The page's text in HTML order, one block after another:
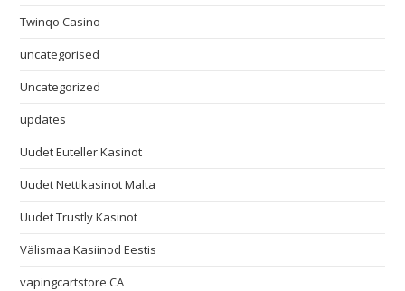
Twinqo Casino
uncategorised
Uncategorized
updates
Uudet Euteller Kasinot
Uudet Nettikasinot Malta
Uudet Trustly Kasinot
Välismaa Kasiinod Eestis
vapingcartstore CA